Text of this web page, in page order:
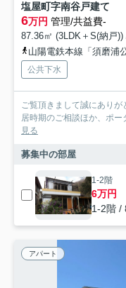
塩屋町字南谷戸建て
6万円 管理/共益費-
87.36㎡ (3LDK＋S(納戸
山陽電鉄本線「須磨浦
公共下水
ご覧頂きまして誠にあり
居時期のご相談ほか、ポ
見る
募集中の部屋
1-2階
6万円
1-2階 /
アパート